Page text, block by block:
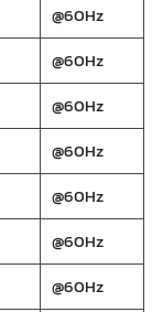
@60Hz
@60Hz
@60Hz
@60Hz
@60Hz
@60Hz
@60Hz